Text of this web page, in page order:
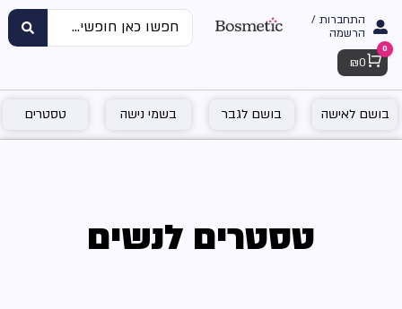
התחברות /
הרשמה
Cart
0
₪ 0
בושם לאישה בושם לגבר בשמי נישה טסטרים
טסטרים לנשים